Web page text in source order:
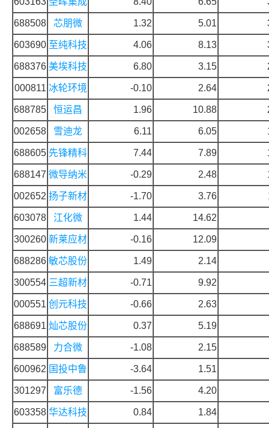
688508 芯朋微 1.32 5.01
603690 至纯科技 4.06 8.13
688376 美埃科技 6.80 3.15
000811 冰轮环境 -0.10 2.64
688785 恒运昌 1.96 10.88
002658 雪迪龙 6.11 6.05
688605 先锋精科 7.44 7.89
688147 微导纳米 -0.29 2.48
002652 扬子新材 -1.70 3.76
603078 江化微 1.44 14.62
300260 新莱应材 -0.16 12.09
688286 敏芯股份 1.49 2.14
300554 三超新材 -0.71 9.92
000551 创元科技 -0.66 2.63
688691 灿芯股份 0.37 5.19
688589 力合微 -1.08 2.15
600962 国投中鲁 -3.64 1.51
301297 富乐德 -1.56 4.20
603358 华达科技 0.84 1.84